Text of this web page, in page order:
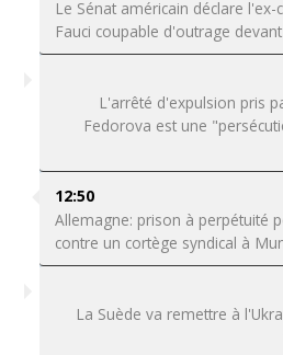
Le Sénat américain déclare
Fauci coupable d'outrage
L'arrêté d'expulsion pris
Fedorova est une
12:50
Allemagne: prison à perpétuité
contre un cortège syndical à
La Suède va remettre à